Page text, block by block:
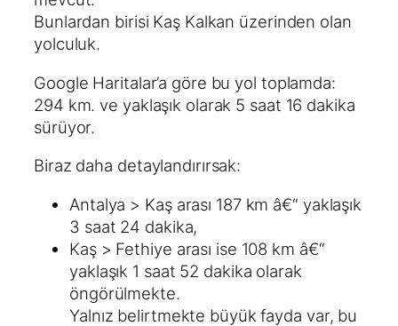
Bunlardan birisi Kaş Kalkan üzerinden olan
yolculuk.
Google Haritalar’a göre bu yol toplamda:
294 km. ve yaklaşık olarak 5 saat 16 dakika
sürüyor.
Biraz daha detaylandırırsak:
Antalya > Kaş arası 187 km â€“ yaklaşık
3 saat 24 dakika,
Kaş > Fethiye arası ise 108 km â€“
yaklaşık 1 saat 52 dakika olarak
öngörülmekte.
Yalnız belirtmekte büyük fayda var, bu